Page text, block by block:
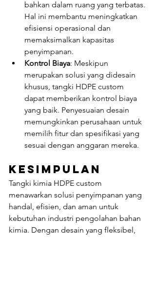
bahkan dalam ruang yang terbatas.
Hal ini membantu meningkatkan
efisiensi operasional dan
memaksimalkan kapasitas
penyimpanan.
Kontrol Biaya: Meskipun
merupakan solusi yang didesain
khusus, tangki HDPE custom
dapat memberikan kontrol biaya
yang baik. Penyesuaian desain
memungkinkan perusahaan untuk
memilih fitur dan spesifikasi yang
sesuai dengan anggaran mereka.
Kesimpulan
Tangki kimia HDPE custom
menawarkan solusi penyimpanan yang
handal, efisien, dan aman untuk
kebutuhan industri pengolahan bahan
kimia. Dengan desain yang fleksibel,